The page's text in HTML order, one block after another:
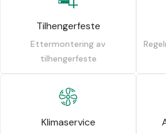
Tilhengerfeste
Ettermontering av
tilhengerfeste
Klimaservice